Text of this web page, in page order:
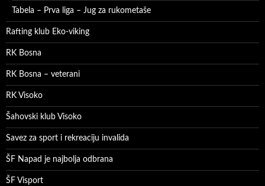
Tabela – Prva liga – Jug za rukometaše
Rafting klub Eko-viking
RK Bosna
RK Bosna – veterani
RK Visoko
Šahovski klub Visoko
Savez za sport i rekreaciju invalida
ŠF Napad je najbolja odbrana
ŠF Visport